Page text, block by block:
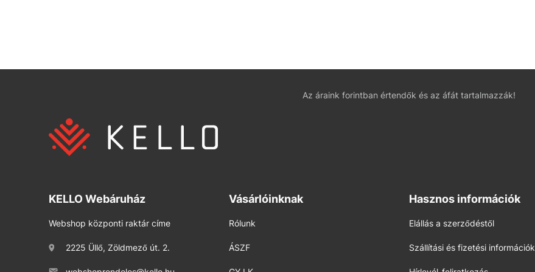
Az áraink forintban értendők és az áfát tartalmazzák!
KELLO Webáruház
Webshop központi raktár címe
2225 Üllő, Zöldmező út. 2.
Vásárlóinknak
Rólunk
ÁSZF
Hasznos információk
Elállás a szerződéstől
Szállítási és fizetési információk